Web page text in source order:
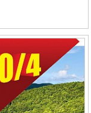
Lạn đúng dịp nghỉ
tới cho quý khách
đảo Quan Lan, quý
vĩ của nơi đây với
quý khách còn có cơ
mạc của những người
hãy đến với VietSense
thú vị nhất tại đảo